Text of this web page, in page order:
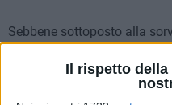
Il rispetto della
Sebbene sottoposto alla
a lui vietato. Dovrà
obblighi inerenti la